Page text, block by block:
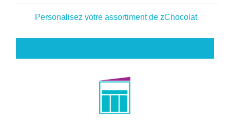
Personalisez votre assortiment de zChocolat